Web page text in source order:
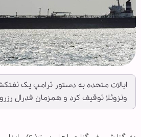
ایالات متحده به دستور ترامپ یک
ونزوئلا توقیف کرد و همزمان فدرال